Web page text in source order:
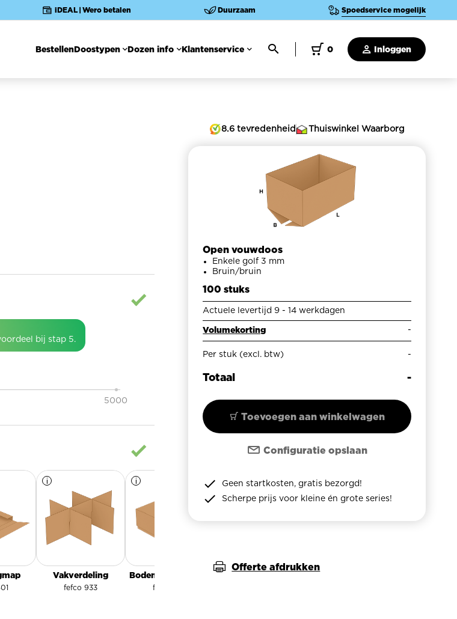
Hoofdnavigatie
BestellenDoostypen Dozen info Klantenservice 0 Inloggen
iDEAL | Wero betalen Duurzaam Spoedservice mogelijk
bij stap 5.
5000
Vakverdeling
fefco 933
i Meer
informatie
over
Vakverdeling
Bodem-dekseldoos
fefco 330
i Meer
Bodem-
dekseldoos
Dubbele klepdoos
iMeer
over
iMeer
over
8.6 tevredenheid Thuiswinkel Waarborg
Open vouwdoos
Enkele golf 3 mm
Bruin/bruin
100 stuks
Actuele levertijd 9 - 14 werkdagen
Volumekorting -
Per stuk (excl. btw) -
Totaal -
Toevoegen aan winkelwagen
Configuratie opslaan
Geen startkosten, gratis bezorgd!
Scherpe prijs voor kleine én grote series!
Offerte afdrukken